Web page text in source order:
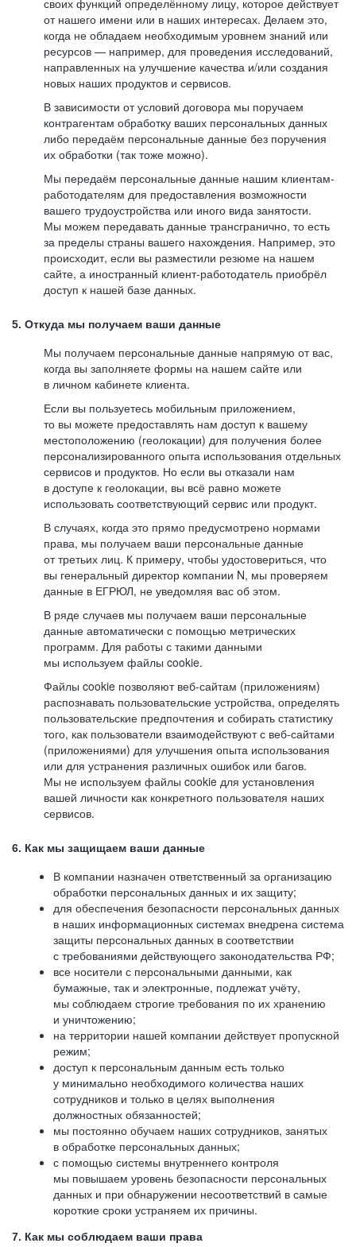
своих функций определённому лицу, которое действует
от нашего имени или в наших интересах. Делаем это,
когда не обладаем необходимым уровнем знаний или
ресурсов — например, для проведения исследований,
направленных на улучшение качества и/или создания
новых наших продуктов и сервисов.
В зависимости от условий договора мы поручаем
контрагентам обработку ваших персональных данных
либо передаём персональные данные без поручения
их обработки (так тоже можно).
Мы передаём персональные данные нашим клиентам-
работодателям для предоставления возможности
вашего трудоустройства или иного вида занятости.
Мы можем передавать данные трансгранично, то есть
за пределы страны вашего нахождения. Например, это
происходит, если вы разместили резюме на нашем
сайте, а иностранный клиент-работодатель приобрёл
доступ к нашей базе данных.
5. Откуда мы получаем ваши данные
Мы получаем персональные данные напрямую от вас,
когда вы заполняете формы на нашем сайте или
в личном кабинете клиента.
Если вы пользуетесь мобильным приложением,
то вы можете предоставлять нам доступ к вашему
местоположению (геолокации) для получения более
персонализированного опыта использования отдельных
сервисов и продуктов. Но если вы отказали нам
в доступе к геолокации, вы всё равно можете
использовать соответствующий сервис или продукт.
В случаях, когда это прямо предусмотрено нормами
права, мы получаем ваши персональные данные
от третьих лиц. К примеру, чтобы удостовериться, что
вы генеральный директор компании N, мы проверяем
данные в ЕГРЮЛ, не уведомляя вас об этом.
В ряде случаев мы получаем ваши персональные
данные автоматически с помощью метрических
программ. Для работы с такими данными
мы используем файлы cookie.
Файлы cookie позволяют веб-сайтам (приложениям)
распознавать пользовательские устройства, определять
пользовательские предпочтения и собирать статистику
того, как пользователи взаимодействуют с веб-сайтами
(приложениями) для улучшения опыта использования
или для устранения различных ошибок или багов.
Мы не используем файлы cookie для установления
вашей личности как конкретного пользователя наших
сервисов.
6. Как мы защищаем ваши данные
В компании назначен ответственный за организацию
обработки персональных данных и их защиту;
для обеспечения безопасности персональных данных
в наших информационных системах внедрена система
защиты персональных данных в соответствии
с требованиями действующего законодательства РФ;
все носители с персональными данными, как
бумажные, так и электронные, подлежат учёту,
мы соблюдаем строгие требования по их хранению
и уничтожению;
на территории нашей компании действует пропускной
режим;
доступ к персональным данным есть только
у минимально необходимого количества наших
сотрудников и только в целях выполнения
должностных обязанностей;
мы постоянно обучаем наших сотрудников, занятых
в обработке персональных данных;
с помощью системы внутреннего контроля
мы повышаем уровень безопасности персональных
данных и при обнаружении несоответствий в самые
короткие сроки устраняем их причины.
7. Как мы соблюдаем ваши права